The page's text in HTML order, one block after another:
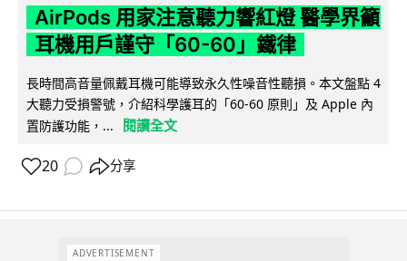
AirPods 用家注意聽力響紅燈 醫學界籲
耳機用戶謹守「60-60」鐵律
長時間高音量佩戴耳機可能導致永久性噪音性聽損。本文盤點 4
大聽力受損警號，介紹科學護耳的「60-60 原則」及 Apple 內
置防護功能，...
閱讀全文
20 分享
ADVERTISEMENT